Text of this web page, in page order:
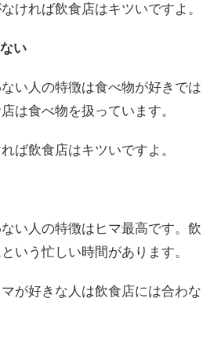
ければ飲食店はキツいですよ。
い
い人の特徴は食べ物が好きでは
は食べ物を扱っています。
ば飲食店はキツいですよ。
い人の特徴はヒマ最高です。飲
いう忙しい時間があります。
が好きな人は飲食店には合わな